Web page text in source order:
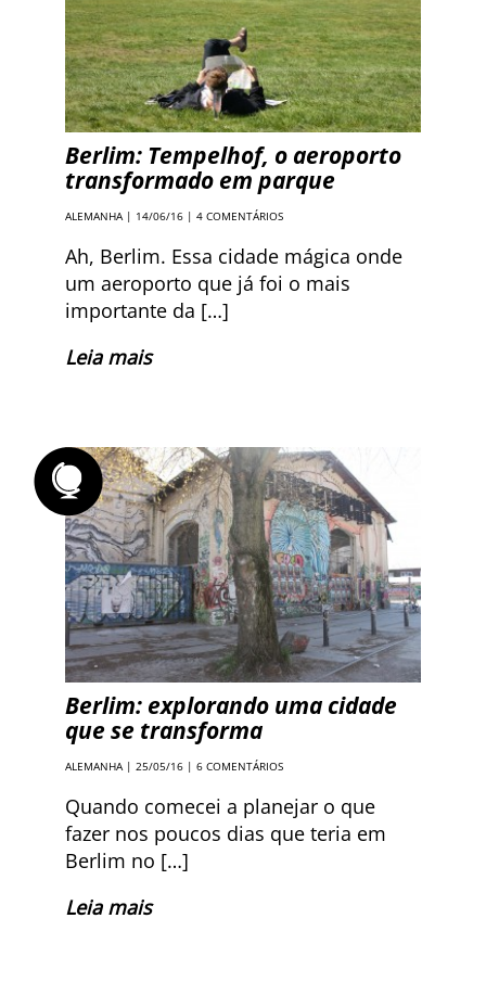
Berlim: Tempelhof, o aeroporto
transformado em parque
ALEMANHA | 14/06/16 | 4 COMENTÁRIOS
Ah, Berlim. Essa cidade mágica onde
um aeroporto que já foi o mais
importante da […]
Leia mais
Berlim: explorando uma cidade
que se transforma
ALEMANHA| 25/05/16 | 6 COMENTÁRIOS
Quando comecei a planejar o que
fazer nos poucos dias que teria em
Berlim no […]
Leia mais